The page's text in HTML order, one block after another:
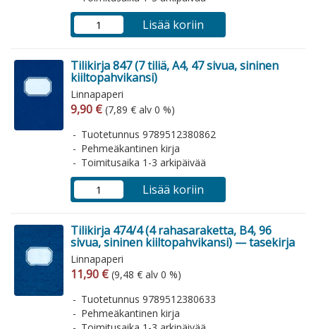
Lisää koriin
Tilikirja 847 (7 tiliä, A4, 47 sivua, sininen
kiiltopahvikansi)
Linnapaperi
Arvonlisäverollinen hinta
9,90 € Arvonlisäveroton hinta
(7,89 € alv 0 %)
Tuotetunnus 9789512380862
Pehmeäkantinen kirja
Toimitusaika 1-3 arkipäivää
Lisää koriin
Tilikirja 474/4 (4 rahasaraketta, B4, 96
sivua, sininen kiiltopahvikansi) — tasekirja
Linnapaperi
Arvonlisäverollinen hinta
11,90 € Arvonlisäveroton hinta
(9,48 € alv 0 %)
Tuotetunnus 9789512380633
Pehmeäkantinen kirja